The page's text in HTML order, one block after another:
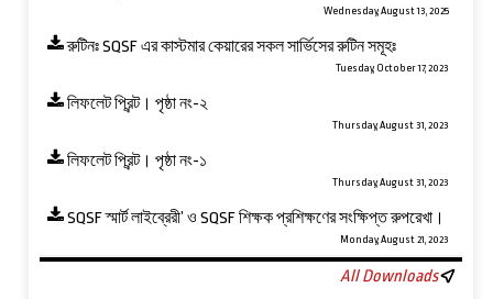
Wednesday, August 13, 2025
রুটিনঃ SQSF এর কাস্টমার কেয়ারের সকল সার্ভিসের রুটিন সমূহঃ
Tuesday, October 17, 2023
লিফলেট প্রিন্ট। পৃষ্ঠা নং-২
Thursday, August 31, 2023
লিফলেট প্রিন্ট। পৃষ্ঠা নং-১
Thursday, August 31, 2023
SQSF স্মার্ট লাইব্রেরী’ ও ‍SQSF শিক্ষক প্রশিক্ষণের সংক্ষিপ্ত রুপরেখা।
Monday, August 21, 2023
All Downloads